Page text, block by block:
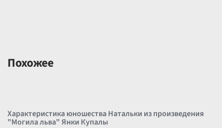
Похожее
Характеристика юношества Натальки из произведения
"Могила льва" Янки Купалы